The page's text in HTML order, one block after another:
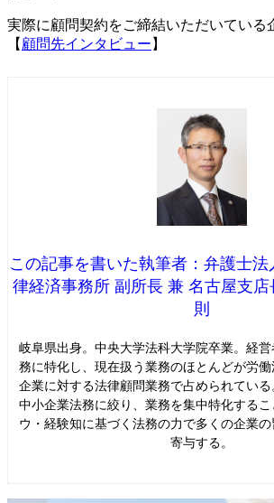
実際に顧問契約をご締結いただいている
【 顧問先インタビュー 】
この記事を書いた執筆者：弁護士
律経済事務所 副所長 兼 名古屋支
則
岐阜県出身。中央大学法科大学院卒業。経
務に特化し、現在扱う業務のほとんどが労
企業に対する法律顧問業務で占められてい
中小企業法務に絞り、業務を集中特化する
ウ・経験知に基づく法務の力で多くの企業
寄与する。